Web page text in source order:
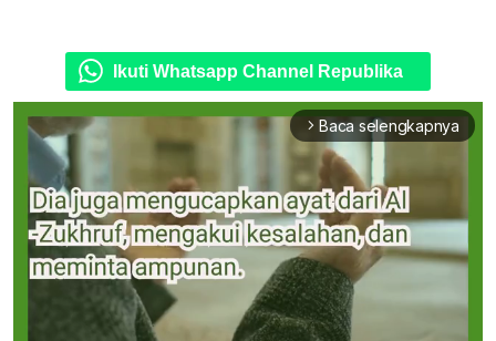
Ikuti Whatsapp Channel Republika
arrow_forward_ios Baca selengkapnya